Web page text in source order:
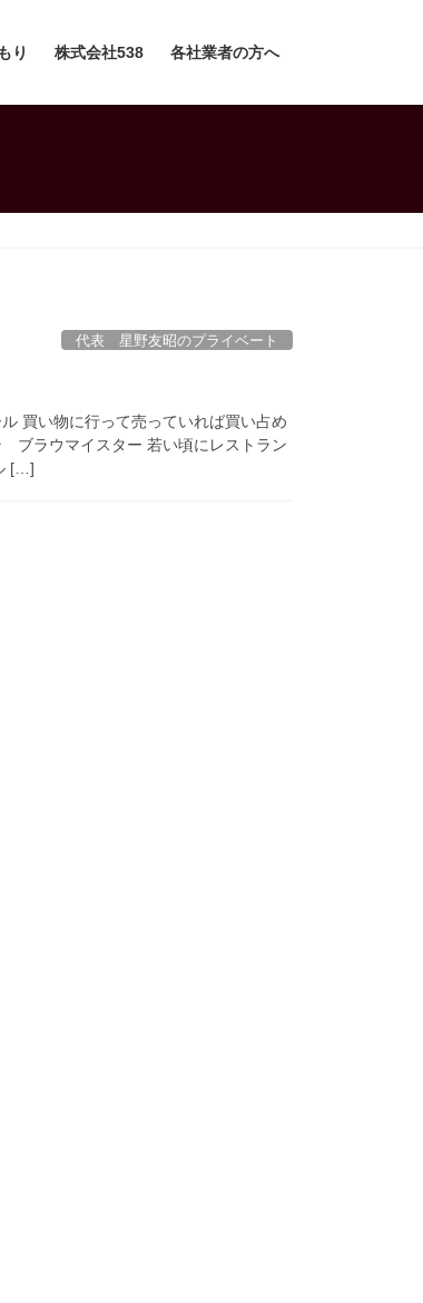
り 株式会社538 各社業者の方へ
代表 星野友昭のプライベート
買い物に行って売っていれば買い占め
ラウマイスター 若い頃にレストラン
[…]